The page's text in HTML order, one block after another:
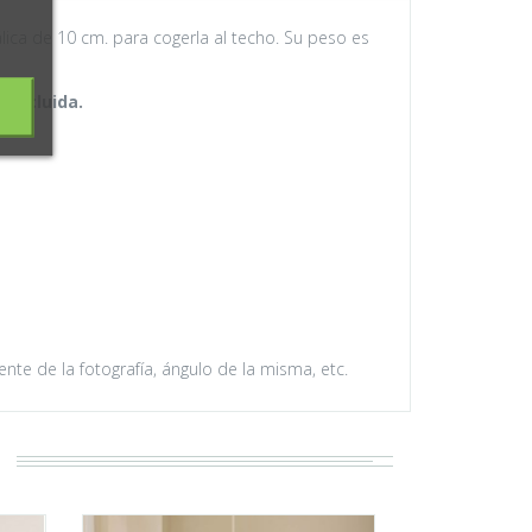
de 10 cm. para cogerla al techo. Su peso es
incluida.
de la fotografía, ángulo de la misma, etc.